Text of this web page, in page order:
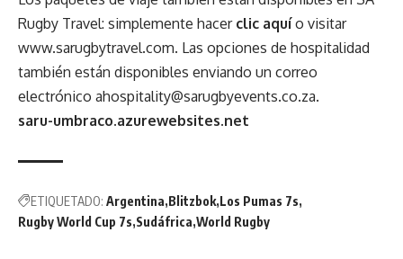
Rugby Travel: simplemente hacerclic aquío visitar
www.sarugbytravel.com. Las opciones de hospitalidad
también están disponibles enviando un correo
electrónico ahospitality@sarugbyevents.co.za.
saru-umbraco.azurewebsites.net
ETIQUETADO: Argentina Blitzbok Los Pumas 7s
Rugby World Cup 7s Sudáfrica World Rugby